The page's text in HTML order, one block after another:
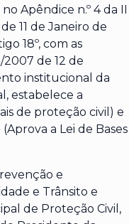
Apêndice n.º 4 da II
11 de Janeiro de
18º, com as
2007 de 12 de
institucional da
estabelece a
de proteção civil) e
a Lei de Bases
e
e Trânsito e
de Proteção Civil,